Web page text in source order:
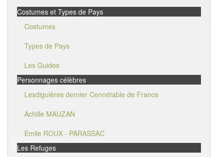
Costumes et Types de Pays
Costumes
Types de Pays
Les Guides
Personnages célèbres
Lesdiguières dernier Connétable de France
Achille MAUZAN
Emile ROUX - PARASSAC
Les Refuges